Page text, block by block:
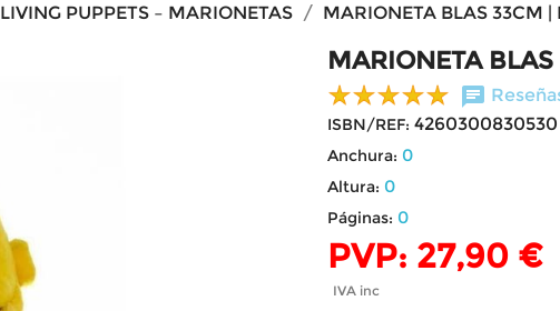
LIVING PUPPETS – MARIONETAS MARIONETA BLAS 33CM |
MARIONETA
chat
ISBN/REF: 4260300830530
Anchura: 0
Altura: 0
Páginas: 0
PVP: 27,90 €
IVA inc